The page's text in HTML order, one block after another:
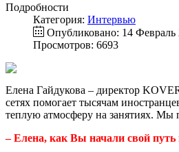
Подробности
Категория: Интервью
Опубликовано: 14 Февраль
Просмотров: 6693
Елена Гайдукова – директор
сетях помогает тысячам
теплую атмосферу на занятиях. Мы
– Елена, как Вы начали свой